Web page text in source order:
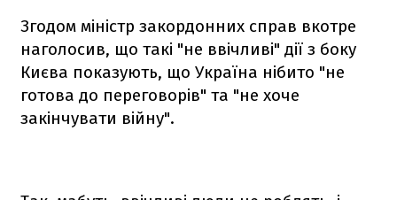
Згодом міністр закордонних справ вкотре
наголосив, що такі "не ввічливі" дії з боку
Києва показують, що Україна нібито "не
готова до переговорів" та "не хоче
закінчувати війну".